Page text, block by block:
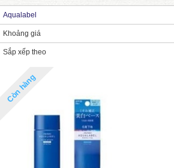
Aqualabel
Khoảng giá
Sắp xếp theo
Còn hàng